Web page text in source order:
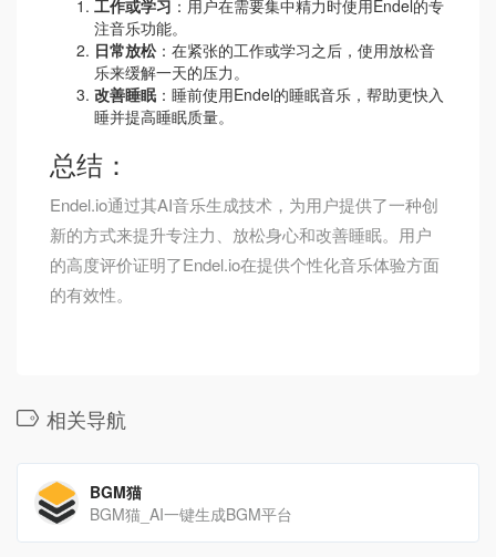
工作或学习 ：用户在需要集中精力时使用Endel的专
注音乐功能。
日常放松：在紧张的工作或学习之后，使用放松音
乐来缓解一天的压力。
改善睡眠 ：睡前使用Endel的睡眠音乐，帮助更快入
睡并提高睡眠质量。
总结：
Endel.io通过其AI音乐生成技术，为用户提供了一种创
新的方式来提升专注力、放松身心和改善睡眠。用户
的高度评价证明了Endel.io在提供个性化音乐体验方面
的有效性。
相关导航
BGM猫
BGM猫_AI一键生成BGM平台